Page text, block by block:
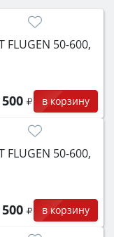
для семьи,
FLUGEN 50-600,
500 в корзину
FLUGEN 50-600,
500 в корзину